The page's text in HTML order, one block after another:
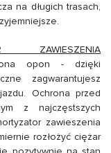
na długich trasach,
ZAWIESZENIA
opon - dzięki
zagwarantujesz
Ochrona przed
z najczęstszych
zawieszenia
rozłożyć ciężar